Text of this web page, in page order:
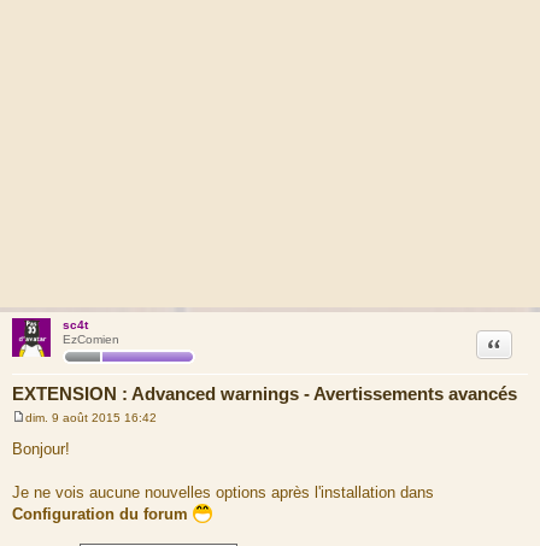
sc4t
EzComien
EXTENSION : Advanced warnings - Avertissements avancés
Citation
s
g
e
dim. 9 août 2015 16:42
Bonjour!
Je ne vois aucune nouvelles options après l'installation dans
Configuration du forum